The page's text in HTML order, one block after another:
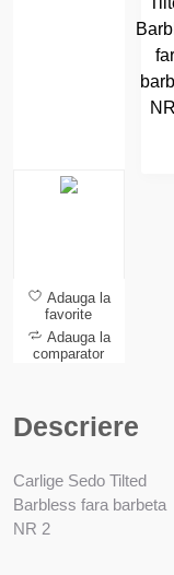
Adauga la
favorite
Adauga la
comparator
Descriere
Carlige Sedo Tilted
Barbless fara barbeta
NR 2